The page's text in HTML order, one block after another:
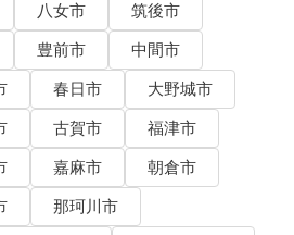
八女市
筑後市
豊前市
中間市
春日市
大野城市
古賀市
福津市
嘉麻市
朝倉市
那珂川市